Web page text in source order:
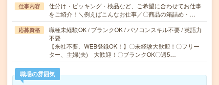
仕事内容
仕分け・ピッキング・検品など、ご希望に合わせてお仕事
をご紹介！＼例えばこんなお仕事／〇商品の箱詰め・…
応募資格
職種未経験OK / ブランクOK / パソコンスキル不要 / 英語力
不要
【来社不要、WEB登録OK！】〇未経験大歓迎！〇フリー
ター、主婦(夫) 大歓迎！〇ブランクOK〇週5…
職場の雰囲気